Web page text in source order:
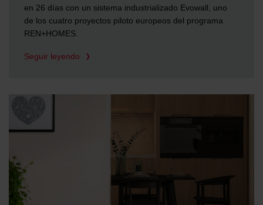
en 26 días con un sistema industrializado Evowall, uno
de los cuatro proyectos piloto europeos del programa
REN+HOMES.
Seguir leyendo